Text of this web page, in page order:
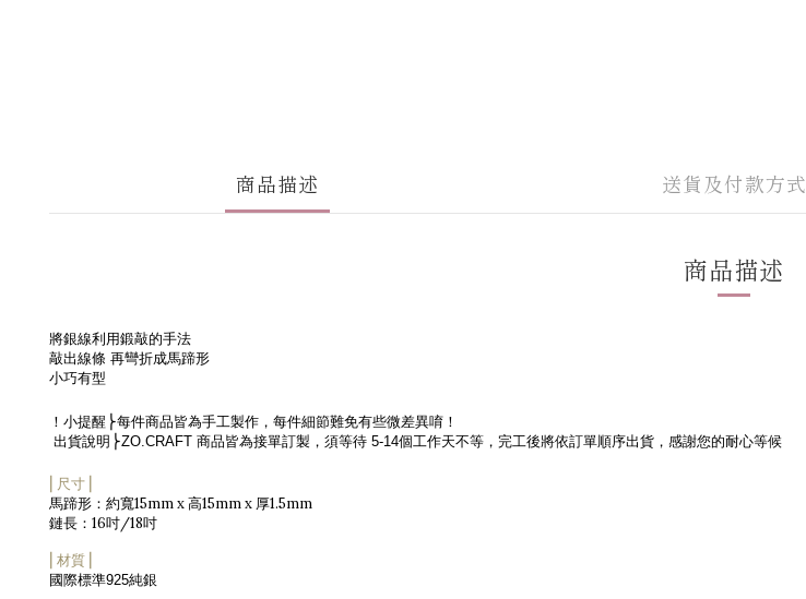
商品描述 送貨及付款方式
商品描述
將銀線利用鍛敲的手法
敲出線條 再彎折成馬蹄形
小巧有型
！小提醒 ⎬每件商品皆為手工製作，每件細節難免有些微差異唷！
出貨說明 ⎬ZO.CRAFT 商品皆為接單訂製，須等待 5-14個工作天不等，完工後將依訂單順序出貨，感謝您的耐心等候
⎜尺寸⎟
馬蹄形：約寬15mm x 高15mm x 厚1.5mm
鏈長： 16吋/18吋
⎜材質⎟
國際標準925純銀